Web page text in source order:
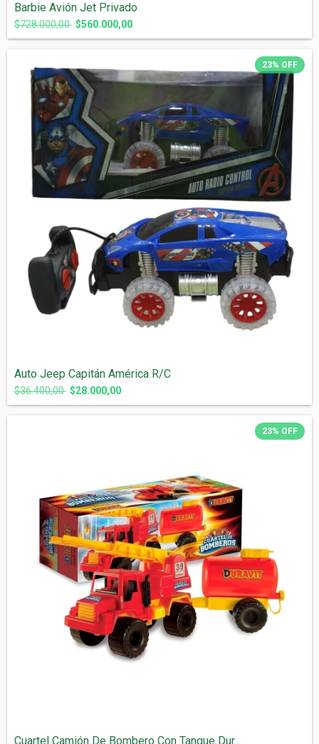
Barbie Avión Jet Privado
$728.000,00 $560.000,00
23% OFF
Auto Jeep Capitán América R/C
$36.400,00 $28.000,00
23% OFF
Cuartel Camión De Bombero Con Tanque Dur...